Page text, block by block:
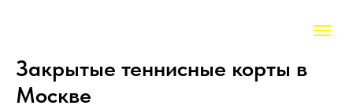
Закрытые теннисные корты в
Москве